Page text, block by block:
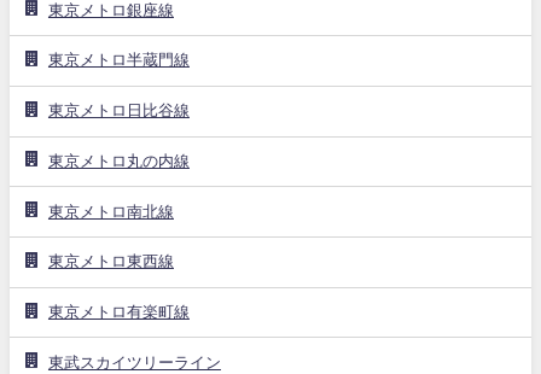
東京メトロ銀座線
東京メトロ半蔵門線
東京メトロ日比谷線
東京メトロ丸の内線
東京メトロ南北線
東京メトロ東西線
東京メトロ有楽町線
東武スカイツリーライン